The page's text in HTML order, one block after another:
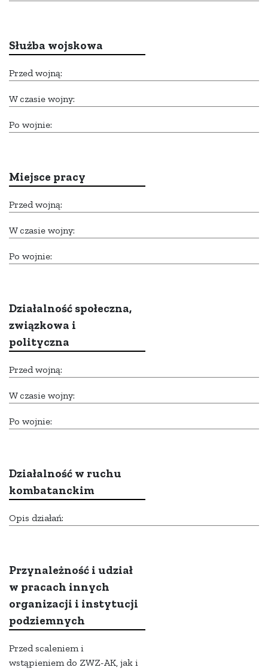
Służba wojskowa
Przed wojną:
W czasie wojny:
Po wojnie:
Miejsce pracy
Przed wojną:
W czasie wojny:
Po wojnie:
Działalność społeczna,
związkowa i
polityczna
Przed wojną:
W czasie wojny:
Po wojnie:
Działalność w ruchu
kombatanckim
Opis działań:
Przynależność i udział
w pracach innych
organizacji i instytucji
podziemnych
Przed scaleniem i
wstąpieniem do ZWZ-AK, jak i